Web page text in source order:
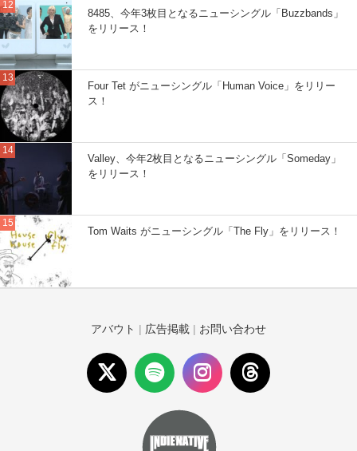
8485、今年3枚目となるニューシングル「Buzzbands」
をリリース！
Four Tet がニューシングル「Human Voice」をリリー
ス！
Valley、今年2枚目となるニューシングル「Someday」
をリリース！
Tom Waits がニューシングル「The Fly」をリリース！
アバウト | 広告掲載 | お問い合わせ